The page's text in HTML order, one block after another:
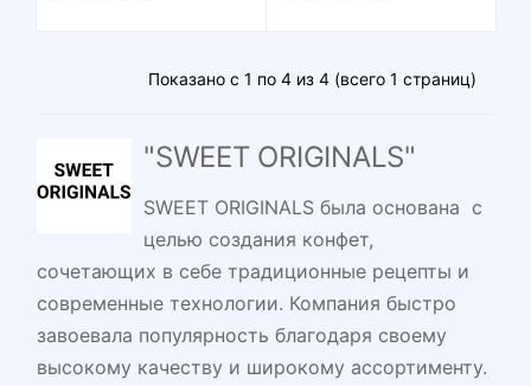
Показано с 1 по 4 из 4 (всего 1 страниц)
"SWEET ORIGINALS"
SWEET ORIGINALS была основана с
целью создания конфет,
сочетающих в себе традиционные рецепты и
современные технологии. Компания быстро
завоевала популярность благодаря своему
высокому качеству и широкому ассортименту.